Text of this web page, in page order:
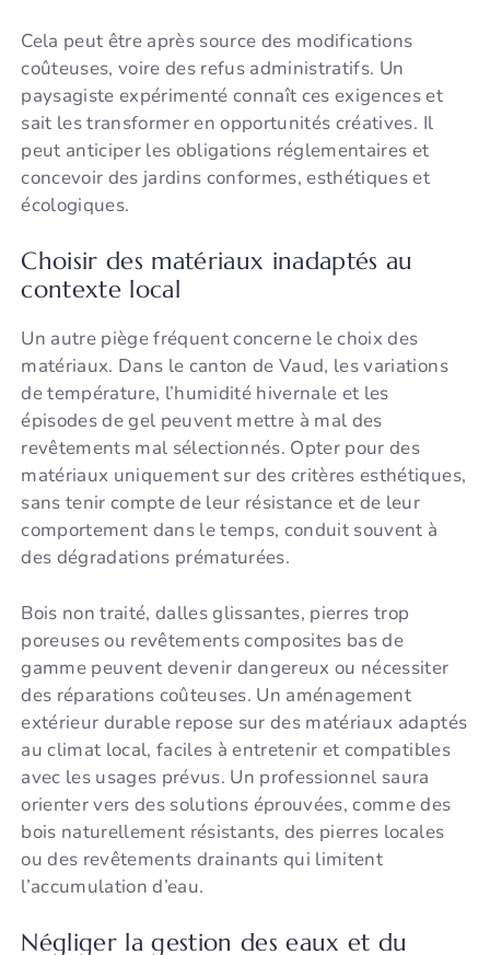
Cela peut être après source des modifications
coûteuses, voire des refus administratifs. Un
paysagiste expérimenté connaît ces exigences et
sait les transformer en opportunités créatives. Il
peut anticiper les obligations réglementaires et
concevoir des jardins conformes, esthétiques et
écologiques.
Choisir des matériaux inadaptés au
contexte local
Un autre piège fréquent concerne le choix des
matériaux. Dans le canton de Vaud, les variations
de température, l’humidité hivernale et les
épisodes de gel peuvent mettre à mal des
revêtements mal sélectionnés. Opter pour des
matériaux uniquement sur des critères esthétiques,
sans tenir compte de leur résistance et de leur
comportement dans le temps, conduit souvent à
des dégradations prématurées.
Bois non traité, dalles glissantes, pierres trop
poreuses ou revêtements composites bas de
gamme peuvent devenir dangereux ou nécessiter
des réparations coûteuses. Un aménagement
extérieur durable repose sur des matériaux adaptés
au climat local, faciles à entretenir et compatibles
avec les usages prévus. Un professionnel saura
orienter vers des solutions éprouvées, comme des
bois naturellement résistants, des pierres locales
ou des revêtements drainants qui limitent
l’accumulation d’eau.
Négliger la gestion des eaux et du